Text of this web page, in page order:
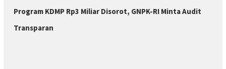
Program KDMP Rp3 Miliar Disorot, GNPK-RI Minta Audit
Transparan